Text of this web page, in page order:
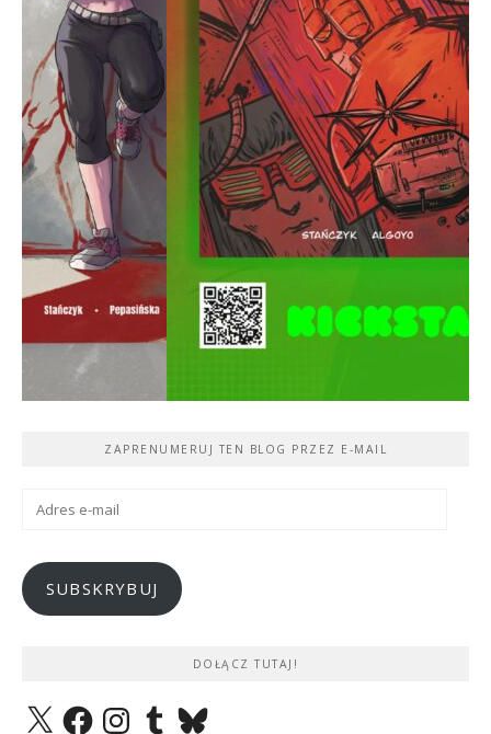
ZAPRENUMERUJ TEN BLOG PRZEZ E-MAIL
Adres
SUBSKRYBUJ
DOŁĄCZ TUTAJ!
X FacebookInstagramTumblrBluesky